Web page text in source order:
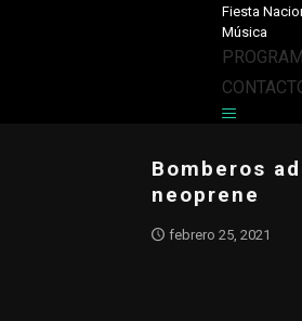
Fiesta
Música
Bomberos
neoprene
febrero 25, 2021